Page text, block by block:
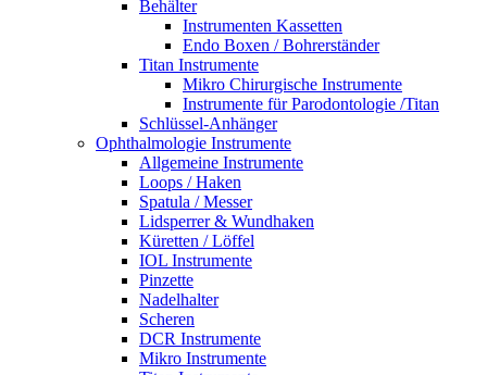
Behälter
Instrumenten Kassetten
Endo Boxen / Bohrerständer
Titan Instrumente
Mikro Chirurgische Instrumente
Instrumente für Parodontologie /Titan
Schlüssel-Anhänger
Ophthalmologie Instrumente
Allgemeine Instrumente
Loops / Haken
Spatula / Messer
Lidsperrer & Wundhaken
Küretten / Löffel
IOL Instrumente
Pinzette
Nadelhalter
Scheren
DCR Instrumente
Mikro Instrumente